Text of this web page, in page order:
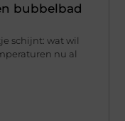
bubbelbad
schijnt: wat wil
nu al